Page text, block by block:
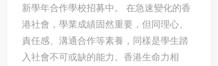
新學年合作學校招募中。 在急速變化的香
港社會，學業成績固然重要，但同理心、
責任感、溝通合作等素養，同樣是學生踏
入社會不可或缺的能力。香港生命力相